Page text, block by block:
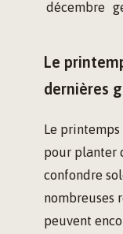
décembre
Le
dernières
Le
pour planter
confondre
nombreuses
peuvent